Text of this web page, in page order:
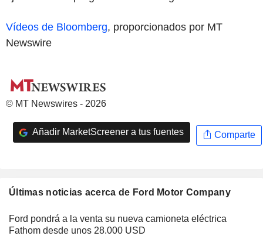
Vídeos de Bloomberg, proporcionados por MT
Newswire
© MT Newswires - 2026
Añadir MarketScreener a tus fuentes Comparte
Últimas noticias acerca de Ford Motor Company
Ford pondrá a la venta su nueva camioneta eléctrica
Fathom desde unos 28.000 USD